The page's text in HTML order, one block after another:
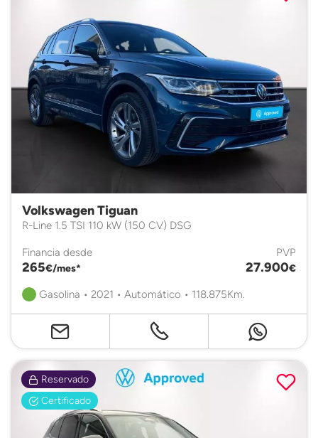
Volkswagen Tiguan
R-Line 1.5 TSI 110 kW (150 CV) DSG
Financia desde
265€/mes*
PVP
27.900€
Gasolina • 2021 • Automático • 118.875Km.
Reservado
Certificado